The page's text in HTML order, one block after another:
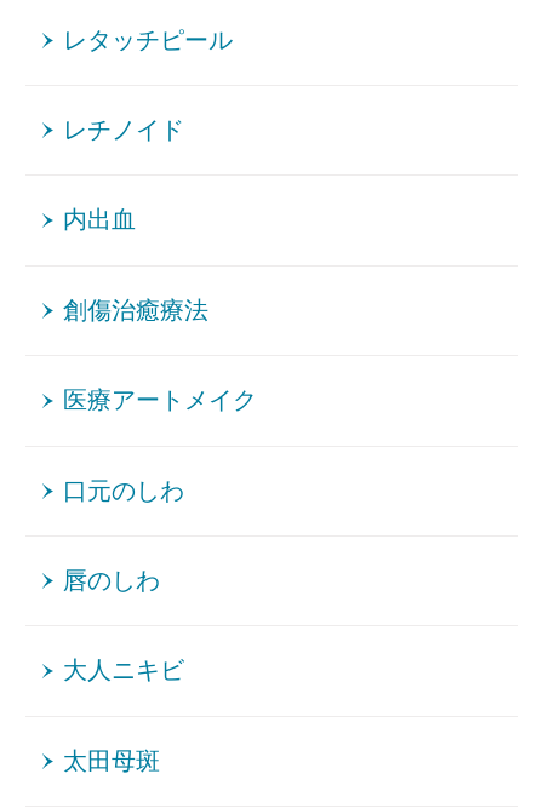
レタッチピール
レチノイド
内出血
創傷治癒療法
医療アートメイク
口元のしわ
唇のしわ
大人ニキビ
太田母斑